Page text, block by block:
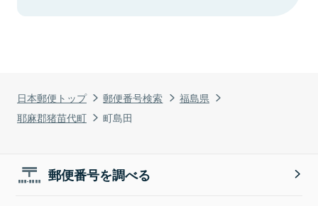
日本郵便トップ 郵便番号検索
福島県
耶麻郡猪苗代町
町島田
郵便番号を調べる